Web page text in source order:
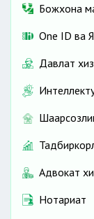
Божхона
One ID ва
Давлат
Адвокат
Нотариат